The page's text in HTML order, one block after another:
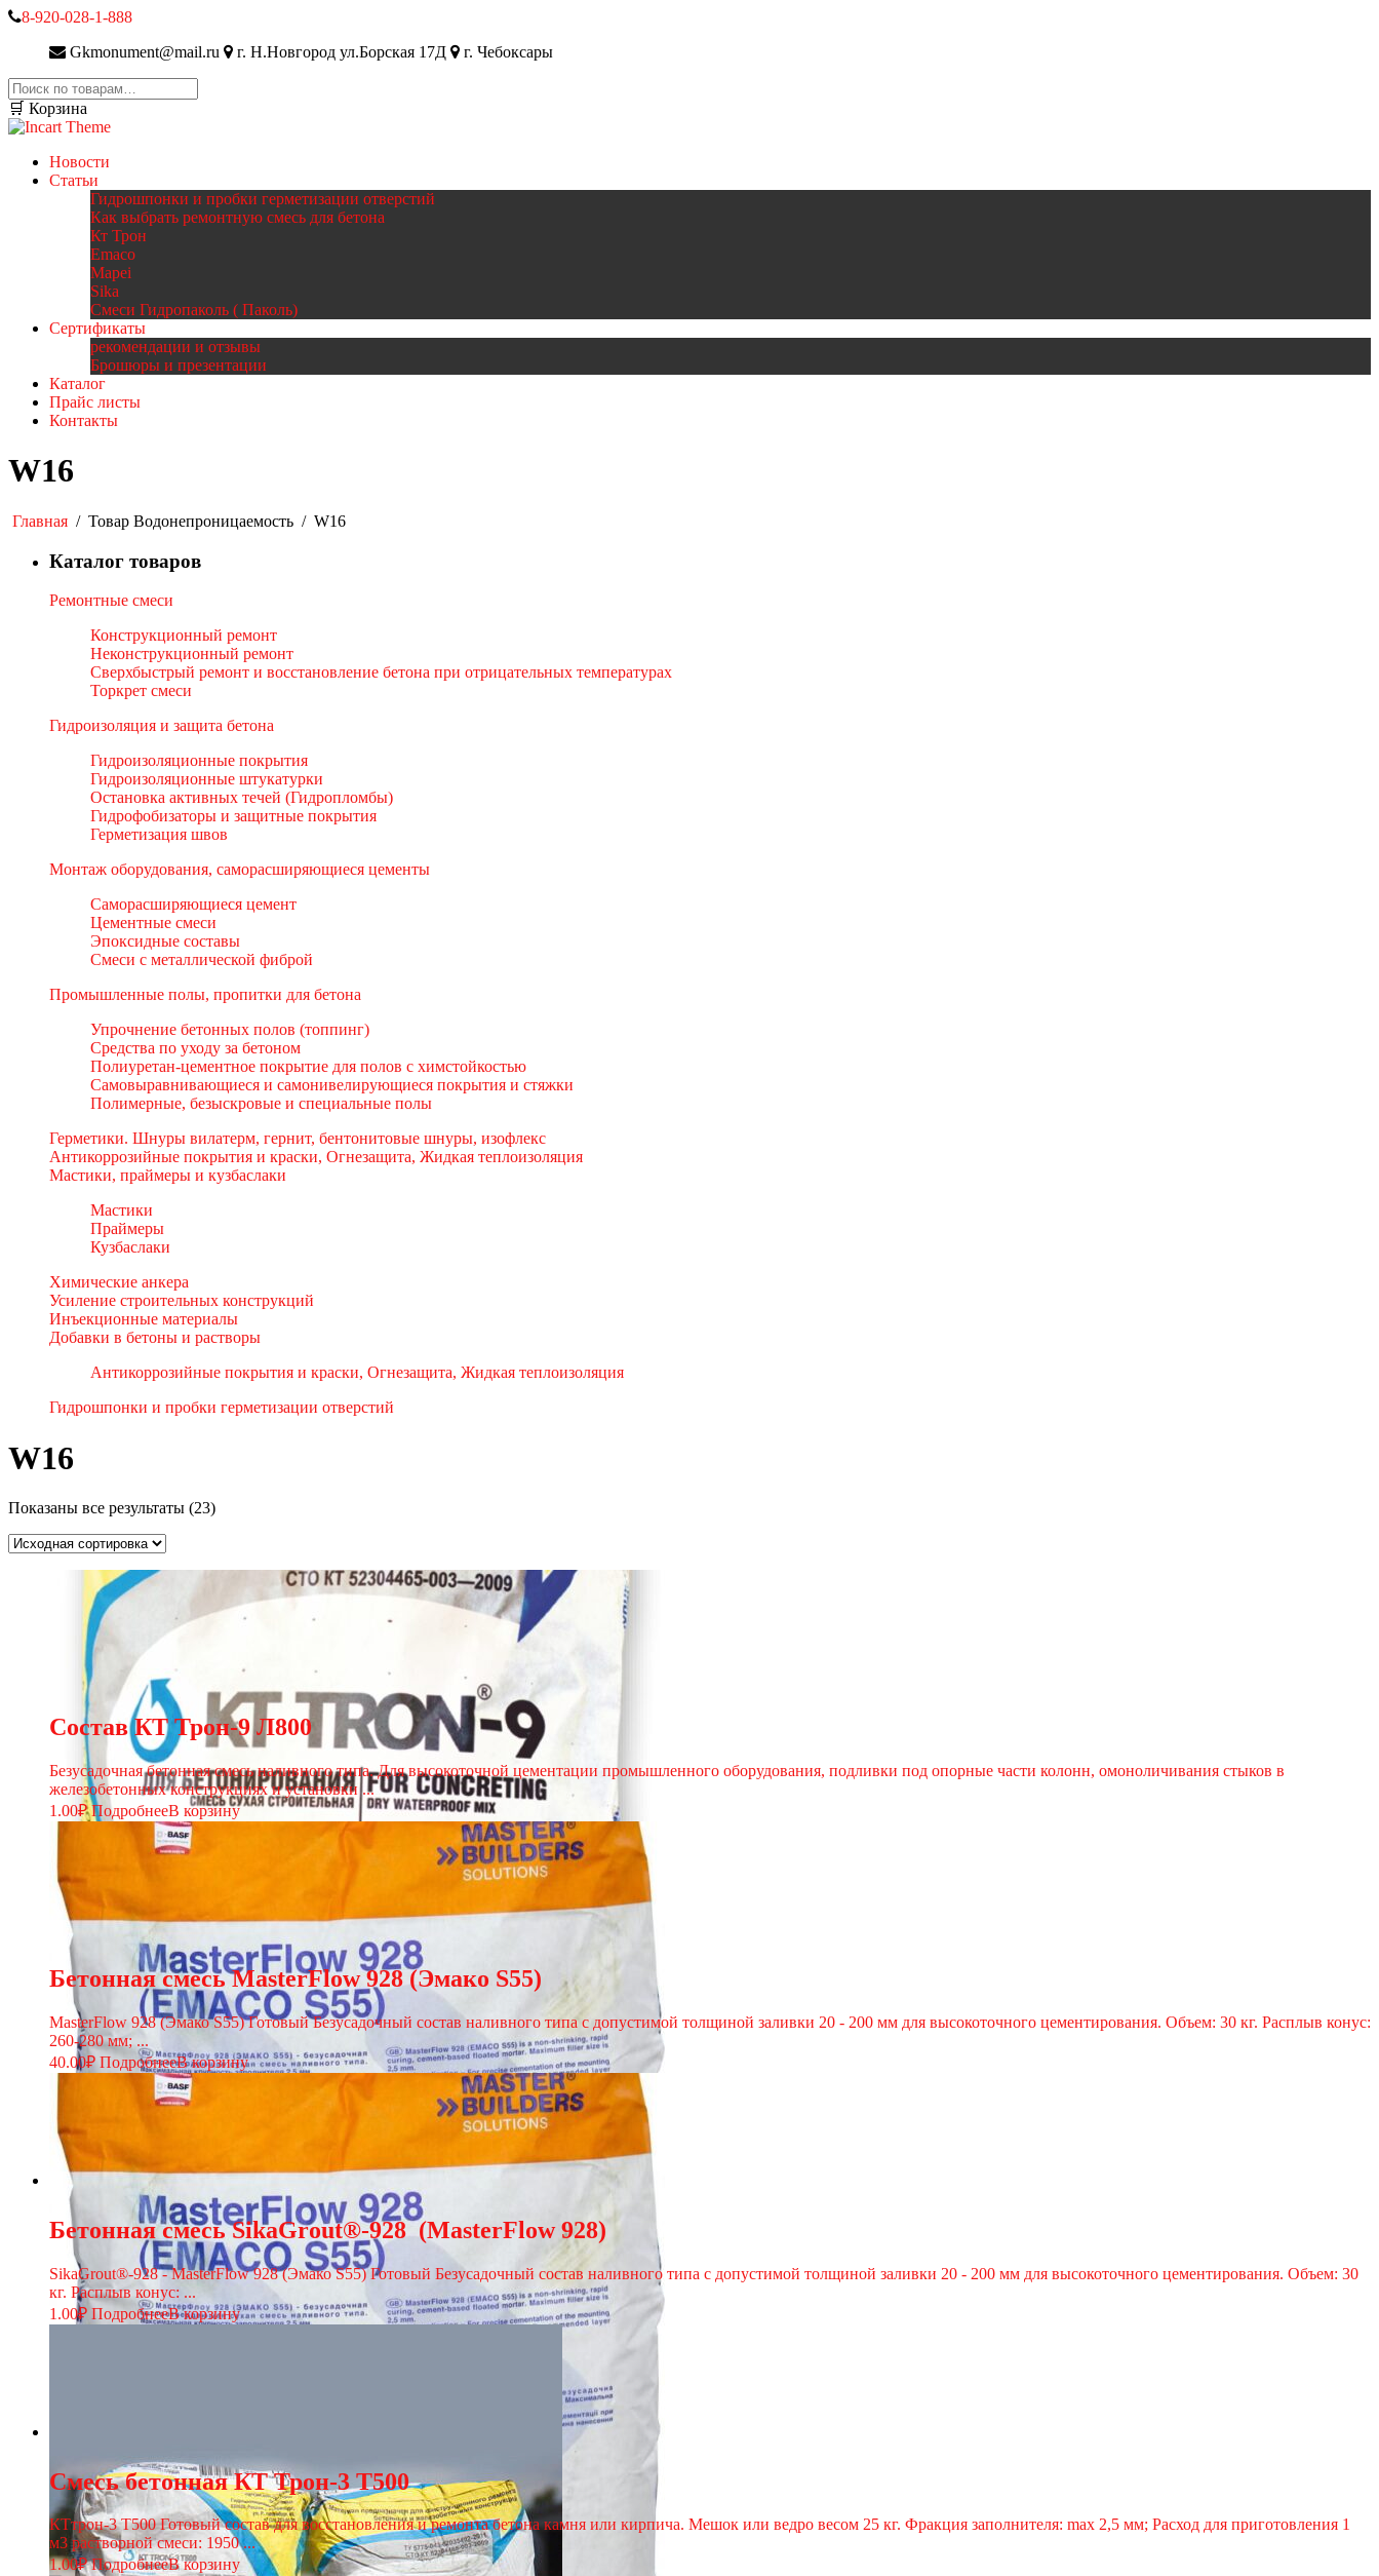
8-920-028-1-888
Gkmonument@mail.ru
г. Н.Новгород ул.Борская 17Д
г. Чебоксары
Искать:
🛒 Корзина
Новости
Статьи
Гидрошпонки и пробки герметизации отверстий
Как выбрать ремонтную смесь для бетона
Кт Трон
Emaco
Mapei
Sika
Смеси Гидропаколь ( Паколь)
Сертификаты
рекомендации и отзывы
Брошюры и презентации
Каталог
Прайс листы
Контакты
W16
Главная / Товар Водонепроницаемость / W16
Каталог товаров
Ремонтные смеси
Конструкционный ремонт
Неконструкционный ремонт
Сверхбыстрый ремонт и восстановление бетона при отрицательных температурах
Торкрет смеси
Гидроизоляция и защита бетона
Гидроизоляционные покрытия
Гидроизоляционные штукатурки
Остановка активных течей (Гидропломбы)
Гидрофобизаторы и защитные покрытия
Герметизация швов
Монтаж оборудования, саморасширяющиеся цементы
Саморасширяющиеся цемент
Цементные смеси
Эпоксидные составы
Смеси с металлической фиброй
Промышленные полы, пропитки для бетона
Упрочнение бетонных полов (топпинг)
Средства по уходу за бетоном
Полиуретан-цементное покрытие для полов с химстойкостью
Самовыравнивающиеся и самонивелирующиеся покрытия и стяжки
Полимерные, безыскровые и специальные полы
Герметики. Шнуры вилатерм, гернит, бентонитовые шнуры, изофлекс
Антикоррозийные покрытия и краски, Огнезащита, Жидкая теплоизоляция
Мастики, праймеры и кузбаслаки
Мастики
Праймеры
Кузбаслаки
Химические анкера
Усиление строительных конструкций
Инъекционные материалы
Добавки в бетоны и растворы
Антикоррозийные покрытия и краски, Огнезащита, Жидкая теплоизоляция
Гидрошпонки и пробки герметизации отверстий
W16
Показаны все результаты (23)
Состав КТ Трон-9 Л800
Безусадочная бетонная смесь наливного типа. Для высокоточной цементации промышленного оборудования, подливки под опорные части колонн, омоноличивания стыков в
железобетонных конструкциях и установки ...
1.00₽ ПодробнееВ корзину
Бетонная смесь MasterFlow 928 (Эмако S55)
MasterFlow 928 (Эмако S55) Готовый Безусадочный состав наливного типа с допустимой толщиной заливки 20 - 200 мм для высокоточного цементирования. Объем: 30 кг. Расплыв конус:
260-280 мм; ...
40.00₽ ПодробнееВ корзину
Бетонная смесь SikaGrout®-928 (MasterFlow 928)
SikaGrout®-928 - MasterFlow 928 (Эмако S55) Готовый Безусадочный состав наливного типа с допустимой толщиной заливки 20 - 200 мм для высокоточного цементирования. Объем: 30
кг. Расплыв конус: ...
1.00₽ ПодробнееВ корзину
Смесь бетонная КТ Трон-3 Т500
КТтрон-3 Т500 Готовый состав для восстановления и ремонта бетона камня или кирпича. Мешок или ведро весом 25 кг. Фракция заполнителя: max 2,5 мм; Расход для приготовления 1
м3 растворной смеси: 1950 ...
1.00₽ ПодробнееВ корзину